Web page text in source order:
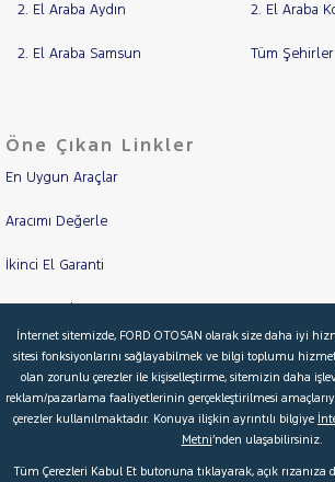
2. El Araba Aydın 2. El Araba
2. El Araba Samsun Tüm Şehirler
Öne Çıkan Linkler
En Uygun Araçlar
Aracımı Değerle
İkinci El Garanti
Kampanyalar
Kredi Hesaplama & Başvuru
Ford Kurumsal
Şartlar & Kişisel Verilerin Korunması S.S.S.
İnternet sitemizde, FORD OTOSAN olarak size daha iyi
sitesi fonksiyonlarını sağlayabilmek ve bilgi toplumu
olan zorunlu çerezler ile kişiselleştirme, sitemizin daha
reklam/pazarlama faaliyetlerinin gerçekleştirilmesi
çerezler kullanılmaktadır. Konuya ilişkin ayrıntılı bilgiye
Metni’nden ulaşabilirsiniz.
Tüm Çerezleri Kabul Et butonuna tıklayarak, açık rızanıza